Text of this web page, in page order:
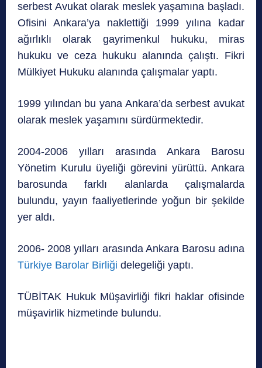
serbest Avukat olarak meslek yaşamına başladı.
Ofisini Ankara’ya naklettiği 1999 yılına kadar
ağırlıklı olarak gayrimenkul hukuku, miras
hukuku ve ceza hukuku alanında çalıştı. Fikri
Mülkiyet Hukuku alanında çalışmalar yaptı.
1999 yılından bu yana Ankara’da serbest avukat
olarak meslek yaşamını sürdürmektedir.
2004-2006 yılları arasında Ankara Barosu
Yönetim Kurulu üyeliği görevini yürüttü. Ankara
barosunda farklı alanlarda çalışmalarda
bulundu, yayın faaliyetlerinde yoğun bir şekilde
yer aldı.
2006- 2008 yılları arasında Ankara Barosu adına
Türkiye Barolar Birliği delegeliği yaptı.
TÜBİTAK Hukuk Müşavirliği fikri haklar ofisinde
müşavirlik hizmetinde bulundu.